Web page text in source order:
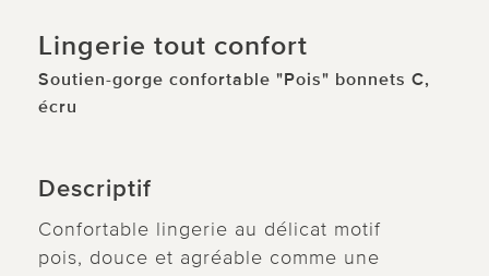
Lingerie tout confort
Soutien-gorge confortable "Pois" bonnets C,
écru
Descriptif
Confortable lingerie au délicat motif
pois, douce et agréable comme une